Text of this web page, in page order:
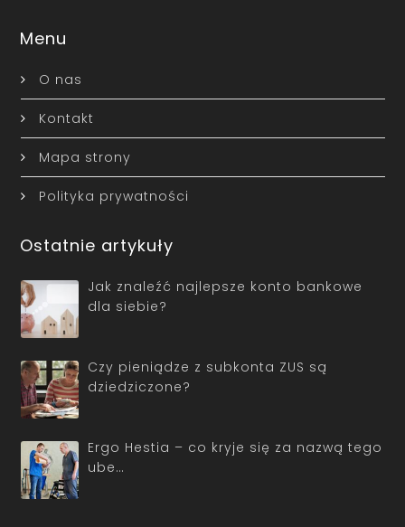
Menu
O nas
Kontakt
Mapa strony
Polityka prywatności
Ostatnie artykuły
Jak znaleźć najlepsze konto bankowe
dla siebie?
Czy pieniądze z subkonta ZUS są
dziedziczone?
Ergo Hestia – co kryje się za nazwą tego
ube…